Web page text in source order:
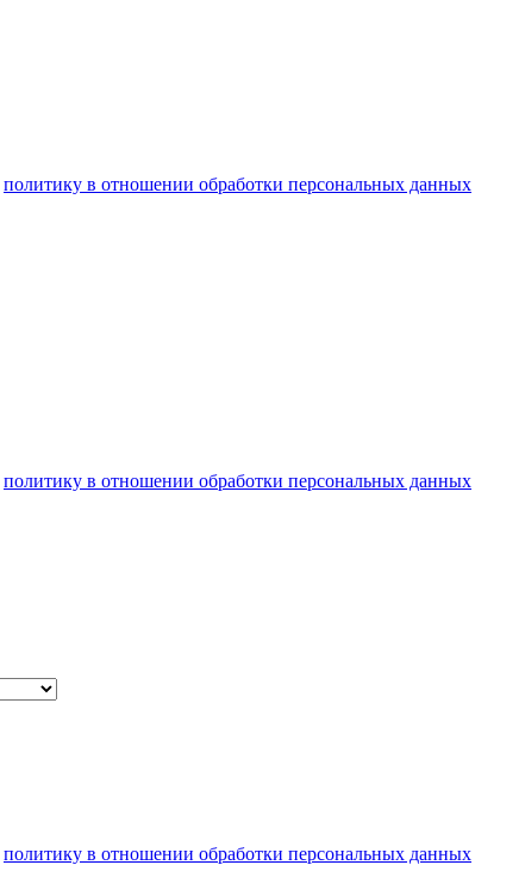
политику в отношении обработки персональных данных
политику в отношении обработки персональных данных
политику в отношении обработки персональных данных